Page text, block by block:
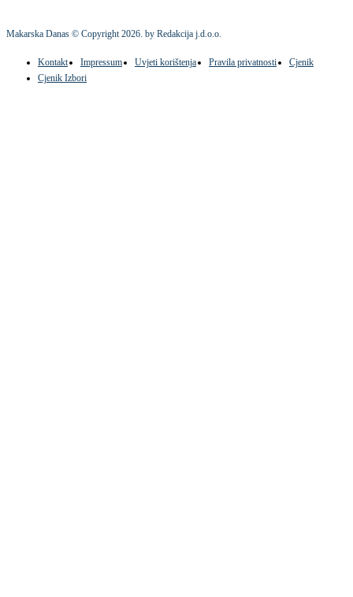
Makarska Danas © Copyright2026. by Redakcija j.d.o.o.
Kontakt Impressum Uvjeti korištenja Pravila privatnosti
Cjenik
Cjenik Izbori